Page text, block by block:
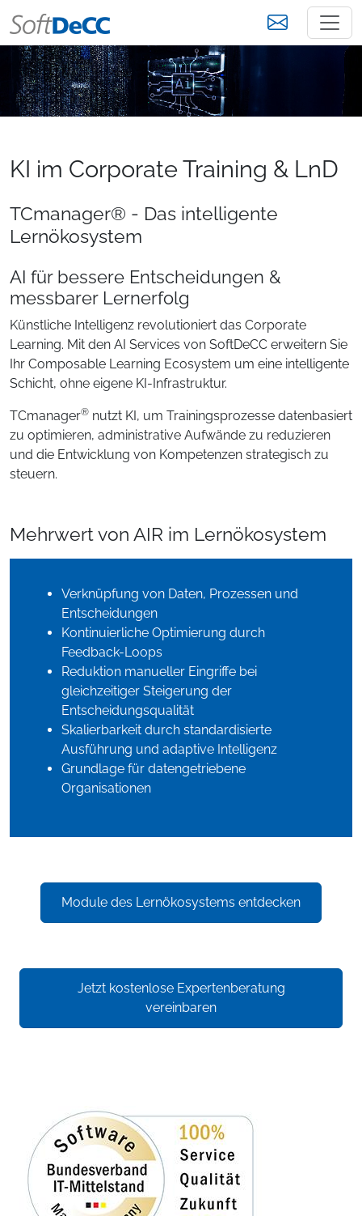
KI im Corporate Training & LnD
TCmanager® - Das intelligente
Lernökosystem
AI für bessere Entscheidungen &
messbarer Lernerfolg
Künstliche Intelligenz revolutioniert das Corporate
Learning. Mit den AI Services von SoftDeCC erweitern Sie
Ihr Composable Learning Ecosystem um eine intelligente
Schicht, ohne eigene KI-Infrastruktur.
TCmanager® nutzt KI, um Trainingsprozesse datenbasiert
zu optimieren, administrative Aufwände zu reduzieren
und die Entwicklung von Kompetenzen strategisch zu
steuern.
Mehrwert von AIR im Lernökosystem
Verknüpfung von Daten, Prozessen und
Entscheidungen
Kontinuierliche Optimierung durch
Feedback-Loops
Reduktion manueller Eingriffe bei
gleichzeitiger Steigerung der
Entscheidungsqualität
Skalierbarkeit durch standardisierte
Ausführung und adaptive Intelligenz
Grundlage für datengetriebene
Organisationen
Module des Lernökosystems entdecken
Jetzt kostenlose Expertenberatung
vereinbaren